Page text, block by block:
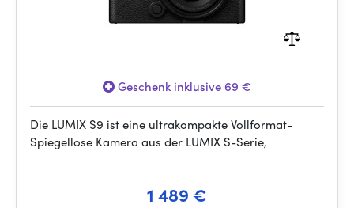
Geschenk inklusive 69 €
Die LUMIX S9 ist eine ultrakompakte Vollformat-
Spiegellose Kamera aus der LUMIX S-Serie,
1 489 €